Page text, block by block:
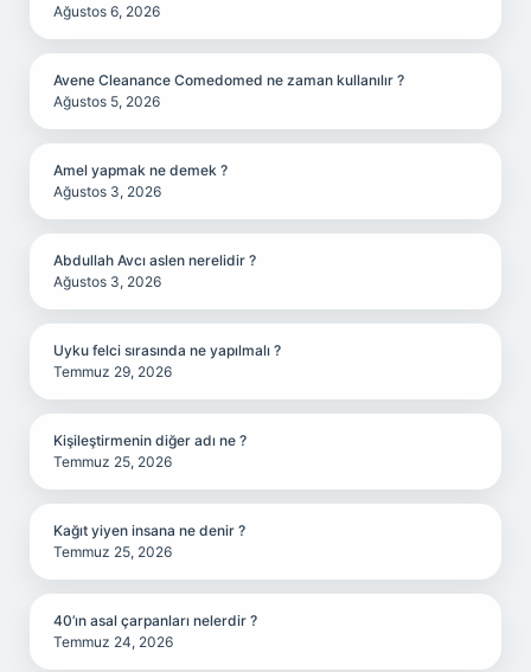
Ağustos 6, 2026
Avene Cleanance Comedomed ne zaman kullanılır ?
Ağustos 5, 2026
Amel yapmak ne demek ?
Ağustos 3, 2026
Abdullah Avcı aslen nerelidir ?
Ağustos 3, 2026
Uyku felci sırasında ne yapılmalı ?
Temmuz 29, 2026
Kişileştirmenin diğer adı ne ?
Temmuz 25, 2026
Kağıt yiyen insana ne denir ?
Temmuz 25, 2026
40’ın asal çarpanları nelerdir ?
Temmuz 24, 2026